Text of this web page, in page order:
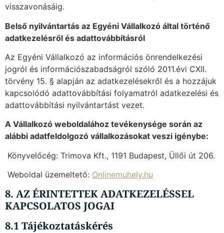
visszavonásáig.
Belső nyilvántartás az Egyéni Vállalkozó által történő
adatkezelésről és adattovábbításról
Az Egyéni Vállalkozó az információs önrendelkezési
jogról és információszabadságról szóló 2011.évi CXII.
törvény 15. § alapján az adatkezelésekről és a hozzájuk
kapcsolódó adattovábbítási folyamatról adatkezelési és
adattovábbítási nyilvántartást vezet.
A Vállalkozó weboldalához tevékenysége során az
alábbi adatfeldolgozó vállalkozásokat veszi igénybe:
 Könyvelőcég: Trimova Kft., 1191 Budapest, Üllői út 206.
 Weboldal üzemeltető: Onlinemuhely.hu
8. AZ ÉRINTETTEK ADATKEZELÉSSEL
KAPCSOLATOS JOGAI
8.1 Tájékoztatáskérés